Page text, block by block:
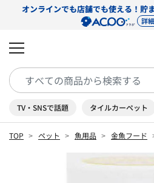
オンラインでも店舗でも使える！貯
詳
TV・SNSで話題 タイルカーペット
TOP ペット 魚用品 金魚フード